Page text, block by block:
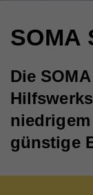
SOMA
Die
günstige